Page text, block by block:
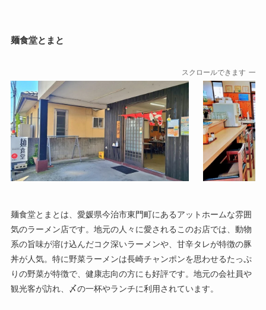
麺食堂とまと
スクロールできます
麺食堂とまとは、愛媛県今治市東門町にあるアットホームな雰囲
気のラーメン店です。地元の人々に愛されるこのお店では、動物
系の旨味が溶け込んだコク深いラーメンや、甘辛タレが特徴の豚
丼が人気。特に野菜ラーメンは長崎チャンポンを思わせるたっぷ
りの野菜が特徴で、健康志向の方にも好評です。地元の会社員や
観光客が訪れ、〆の一杯やランチに利用されています。